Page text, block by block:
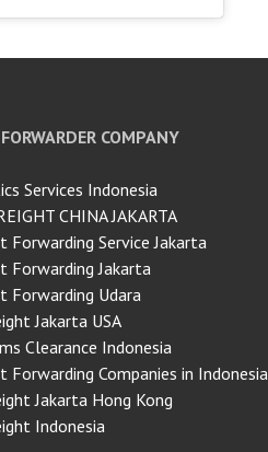
COMPANY
Services Indonesia
CHINA JAKARTA
Forwarding Service Jakarta
Forwarding Jakarta
Forwarding Udara
Jakarta USA
Clearance Indonesia
Forwarding Companies in Indonesia
Jakarta Hong Kong
Indonesia